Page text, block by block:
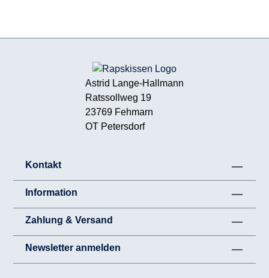
Astrid Lange-Hallmann
Ratssollweg 19
23769 Fehmarn
OT Petersdorf
Kontakt
Information
Zahlung & Versand
Newsletter anmelden